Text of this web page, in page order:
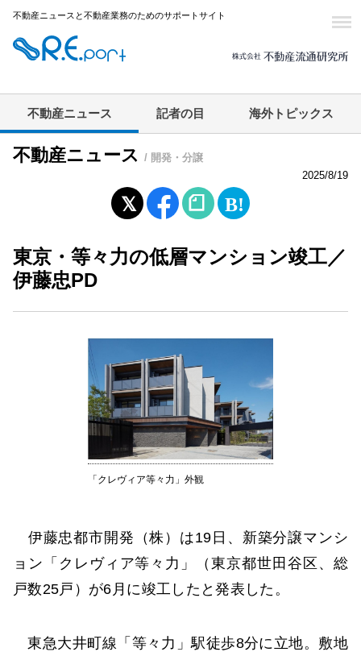
不動産ニュースと不動産業務のためのサポートサイト
不動産ニュース 記者の目 海外トピックス
不動産ニュース / 開発・分譲
2025/8/19
東京・等々力の低層マンション竣工／
伊藤忠PD
「クレヴィア等々力」外観
伊藤忠都市開発（株）は19日、新築分譲マンシ
ョン「クレヴィア等々力」（東京都世田谷区、総
戸数25戸）が6月に竣工したと発表した。
東急大井町線「等々力」駅徒歩8分に立地。敷地